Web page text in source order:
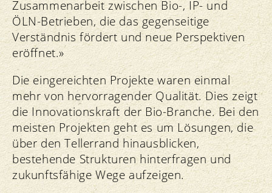
Zusammenarbeit zwischen Bio-, IP- und
ÖLN-Betrieben, die das gegenseitige
Verständnis fördert und neue Perspektiven
eröffnet.»
Die eingereichten Projekte waren einmal
mehr von hervorragender Qualität. Dies zeigt
die Innovationskraft der Bio-Branche. Bei den
meisten Projekten geht es um Lösungen, die
über den Tellerrand hinausblicken,
bestehende Strukturen hinterfragen und
zukunftsfähige Wege aufzeigen.